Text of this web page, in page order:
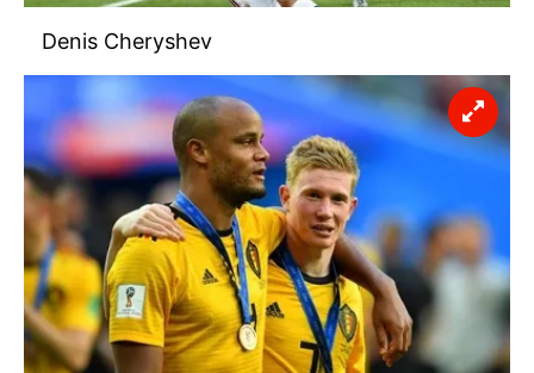
Denis Cheryshev